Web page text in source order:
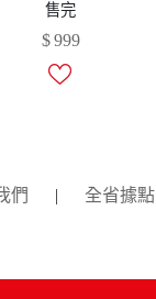
售完
$ 999
們 | 全省據點